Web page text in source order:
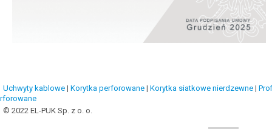
Uchwyty kablowe | Korytka perforowane | Korytka siatkowe nierdzewne |
© 2022 EL-PUK Sp. z o. o.